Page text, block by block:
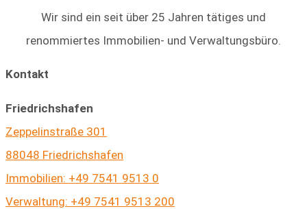
Wir sind ein seit über 25 Jahren tätiges und
renommiertes Immobilien- und Verwaltungsbüro.
Kontakt
Friedrichshafen
Zeppelinstraße 301
88048 Friedrichshafen
Immobilien: +49 7541 9513 0
Verwaltung: +49 7541 9513 200